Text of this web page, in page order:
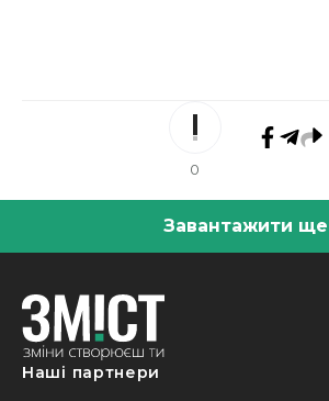
0
Завантажити ще
Наші партнери